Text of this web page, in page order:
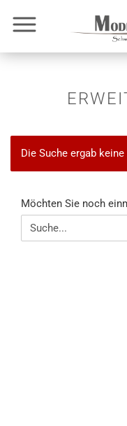
Die Suche ergab
MÖCHTEN
SIE
NOCH
Möchten Sie noch